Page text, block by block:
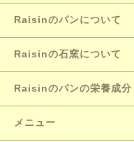
Raisinのパンについて
Raisinの石窯について
Raisinのパンの栄養成分
メニュー